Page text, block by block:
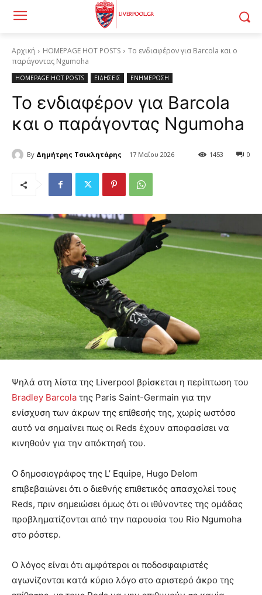
Αρχική HOMEPAGE HOT POSTS
Το ενδιαφέρον για Barcola και ο
παράγοντας Ngumoha
HOMEPAGE HOT POSTS ΕΙΔΗΣΕΙΣ ΕΝΗΜΕΡΩΣΗ
Το ενδιαφέρον για Barcola
και ο παράγοντας Ngumoha
By Δημήτρης Τσικλητάρης 17 Μαΐου 2026 0
1453
Ψηλά στη λίστα της Liverpool βρίσκεται η περίπτωση του
Bradley Barcola της Paris Saint-Germain για την
ενίσχυση των άκρων της επίθεσής της, χωρίς ωστόσο
αυτό να σημαίνει πως οι Reds έχουν αποφασίσει να
κινηθούν για την απόκτησή του.
Ο δημοσιογράφος της L’ Equipe, Hugo Delom
επιβεβαιώνει ότι ο διεθνής επιθετικός απασχολεί τους
Reds, πριν σημειώσει όμως ότι οι ιθύνοντες της ομάδας
προβληματίζονται από την παρουσία του Rio Ngumoha
στο ρόστερ.
Ο λόγος είναι ότι αμφότεροι οι ποδοσφαιριστές
αγωνίζονται κατά κύριο λόγο στο αριστερό άκρο της